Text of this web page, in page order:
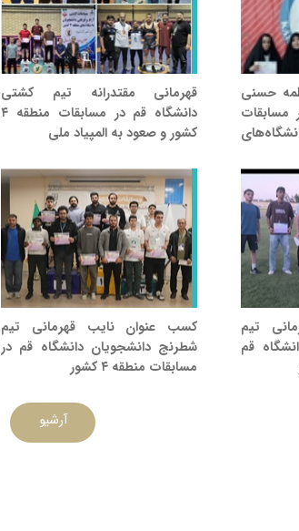
حسنی
مسابقات
قهرمانی مقتدرانه تیم کشتی
دانشگاه قم در مسابقات منطقه ۴
کشور و صعود به المپیاد ملی
تیم
قم
کسب عنوان نایب قهرمانی تیم
شطرنج دانشجویان دانشگاه قم در
مسابقات منطقه ۴ کشور
آرشیو